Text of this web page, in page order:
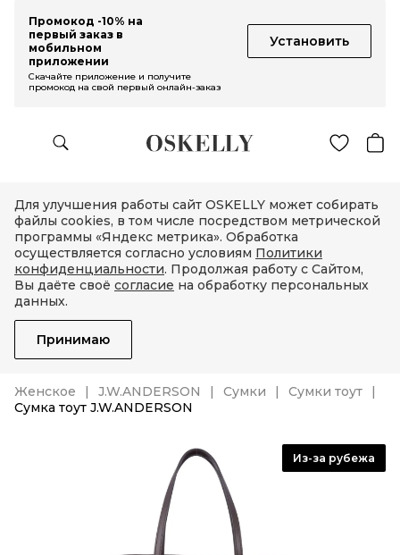
Промокод -10% на
первый заказ в
мобильном
приложении
Установить
Скачайте приложение и получите
промокод на свой первый онлайн-заказ
Для улучшения работы сайт OSKELLY может собирать
файлы cookies, в том числе посредством метрической
программы «Яндекс метрика». Обработка
осуществляется согласно условиям Политики
конфиденциальности. Продолжая работу с Сайтом,
Вы даёте своё согласие на обработку персональных
данных.
Принимаю
Женское J.W.ANDERSON Сумки
Сумки тоут
Сумка тоут J.W.ANDERSON
Из-за рубежа